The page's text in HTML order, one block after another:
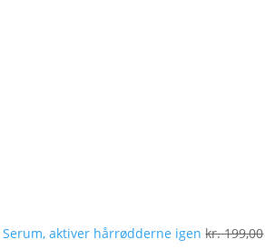
Serum, aktiver hårrødderne igen kr.199,00